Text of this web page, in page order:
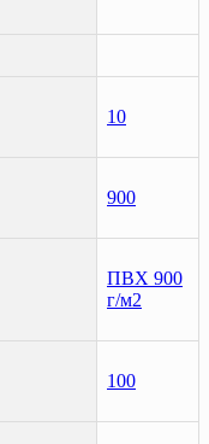
10
900
ПВХ 900
г/м2
100